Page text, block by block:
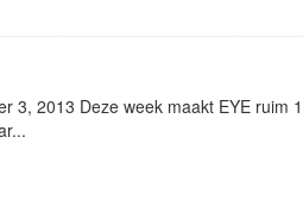
3, 2013 Deze week maakt EYE ruim